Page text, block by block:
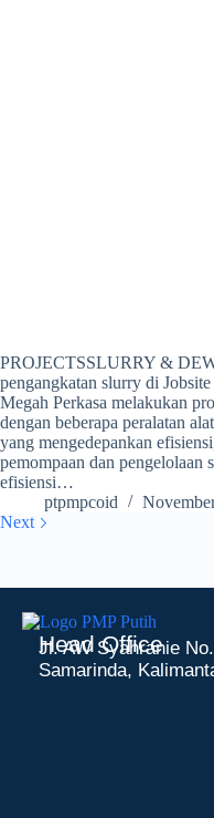
PROJECTSSLURRY &
pengangkatan slurry di
Megah Perkasa melakukan
dengan beberapa peralatan
yang mengedepankan
pemompaan dan pengelolaan
efisiensi…
ptpmpcoid
Next
Head Office
Jl. AW Syahranie
Samarinda,